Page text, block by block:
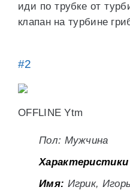
иди по трубке от
клапан на турбине
#2
OFFLINE Ytm
Пол: Мужчина
Имя: Игрик, Игорь